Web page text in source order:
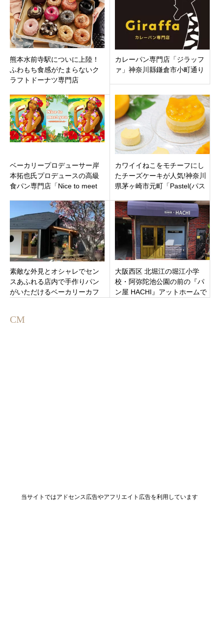
熊本水前寺駅についに上陸！
ふわもち食感がたまらないク
ラフトドーナツ専門店
央区店」オープン！
カレーパン専門店「ジラッフ
ァ」神奈川縣鎌倉市小町通り
ベーカリープロデューサー岸
本拓也氏プロデュースの高級
食パン専門店「Nice to meet
た」神奈川県平塚市紅谷町に7
月10日グランドオープン！
カワイイねこをモチーフにし
たチーズケーキが人気!神奈川
県茅ヶ崎市元町「Pastel(パス
ラスカ茅ヶ崎店」
素敵な外見とオシャレでセン
スあふれる店内で手作りパン
がいただけるベーカリーカフ
大阪西区 北堀江の堀江小学
校・阿弥陀池公園の前の『パ
ン屋 HACHI』アットホームで
CM
当サイトではアドセンス広告やアフリエイト広告を利用しています